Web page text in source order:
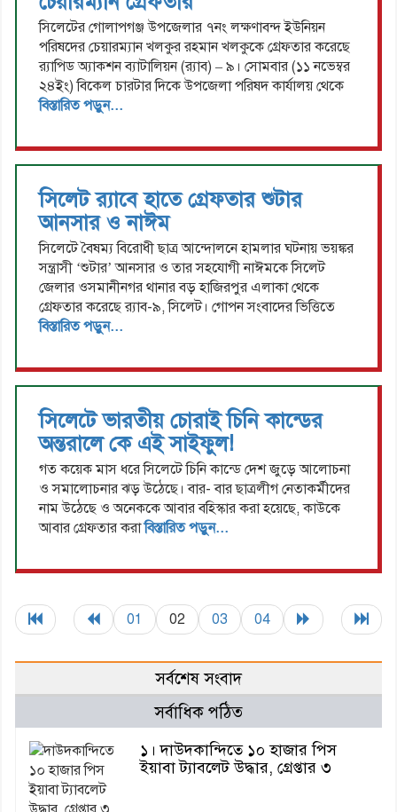
সিলেটের গোলাপগঞ্জ উপজেলার ৭নং লক্ষণাবন্দ ইউনিয়ন
পরিষদের চেয়ারম্যান খলকুর রহমান খলকুকে গ্রেফতার করেছে
র‌্যাপিড অ্যাকশন ব্যাটালিয়ন (র‌্যাব) – ৯। সোমবার (১১ নভেম্বর
২৪ইং) বিকেল চারটার দিকে উপজেলা পরিষদ কার্যালয় থেকে
বিস্তারিত পড়ুন...
সিলেট র‌্যাবে হাতে গ্রেফতার শুটার
আনসার ও নাঈম
সিলেটে বৈষম্য বিরোধী ছাত্র আন্দোলনে হামলার ঘটনায় ভয়ঙ্কর
সন্ত্রাসী ‘শুটার’ আনসার ও তার সহযোগী নাঈমকে সিলেট
জেলার ওসমানীনগর থানার বড় হাজিরপুর এলাকা থেকে
গ্রেফতার করেছে র‌্যাব-৯, সিলেট। গোপন সংবাদের ভিত্তিতে
বিস্তারিত পড়ুন...
সিলেটে ভারতীয় চোরাই চিনি কান্ডের
অন্তরালে কে এই সাইফুল!
গত কয়েক মাস ধরে সিলেটে চিনি কান্ডে দেশ জুড়ে আলোচনা
ও সমালোচনার ঝড় উঠেছে। বার- বার ছাত্রলীগ নেতাকর্মীদের
নাম উঠেছে ও অনেককে আবার বহিস্কার করা হয়েছে, কাউকে
আবার গ্রেফতার করাবিস্তারিত পড়ুন...
01 02 03 04
সর্বশেষ সংবাদ
সর্বাধিক পঠিত
১। দাউদকান্দিতে ১০ হাজার পিস
ইয়াবা ট্যাবলেট উদ্ধার, গ্রেপ্তার ৩